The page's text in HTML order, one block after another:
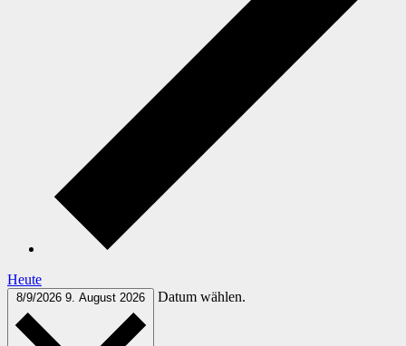
Heute
8/9/2026 9. August 2026 Datum wählen.